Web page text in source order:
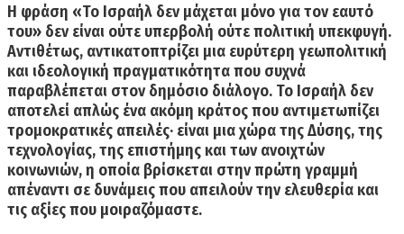
Η φράση «Το Ισραήλ δεν μάχεται μόνο για τον εαυτό
του» δεν είναι ούτε υπερβολή ούτε πολιτική υπεκφυγή.
Αντιθέτως, αντικατοπτρίζει μια ευρύτερη γεωπολιτική
και ιδεολογική πραγματικότητα που συχνά
παραβλέπεται στον δημόσιο διάλογο. Το Ισραήλ δεν
αποτελεί απλώς ένα ακόμη κράτος που αντιμετωπίζει
τρομοκρατικές απειλές· είναι μια χώρα της Δύσης, της
τεχνολογίας, της επιστήμης και των ανοιχτών
κοινωνιών, η οποία βρίσκεται στην πρώτη γραμμή
απέναντι σε δυνάμεις που απειλούν την ελευθερία και
τις αξίες που μοιραζόμαστε.